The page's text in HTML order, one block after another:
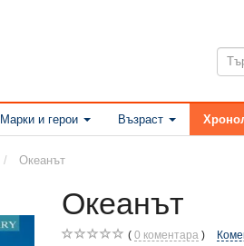
Марки и герои Възраст
Океанът
Океанът
0 коментара